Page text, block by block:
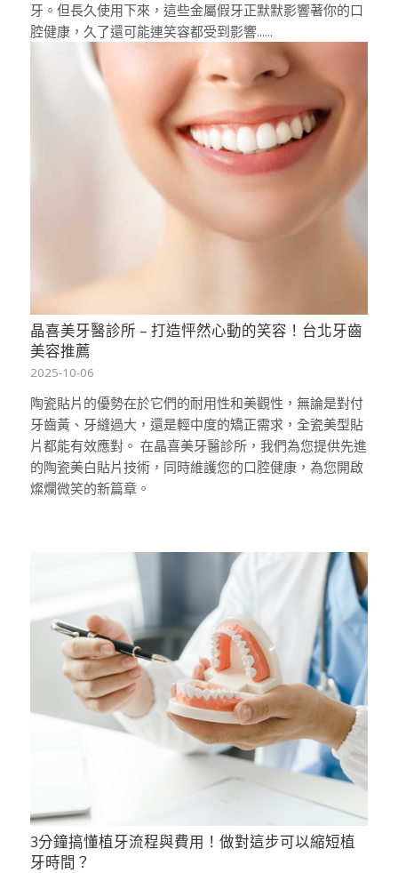
牙。但長久使用下來，這些金屬假牙正默默影響著你的口
腔健康，久了還可能連笑容都受到影響......
晶喜美牙醫診所 – 打造怦然心動的笑容！台北牙齒
美容推薦
2025-10-06
陶瓷貼片的優勢在於它們的耐用性和美觀性，無論是對付
牙齒黃、牙縫過大，還是輕中度的矯正需求，全瓷美型貼
片都能有效應對。 在晶喜美牙醫診所，我們為您提供先進
的陶瓷美白貼片技術，同時維護您的口腔健康，為您開啟
燦爛微笑的新篇章。
3分鐘搞懂植牙流程與費用！做對這步可以縮短植
牙時間？